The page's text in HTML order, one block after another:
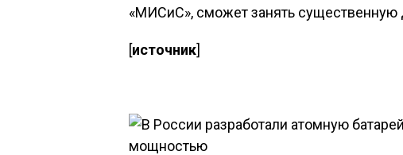
«МИСиС», сможет занять существенную
[источник]